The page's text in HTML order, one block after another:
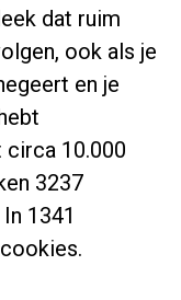
dat ruim
ook als je
en je
circa 10.000
3237
1341